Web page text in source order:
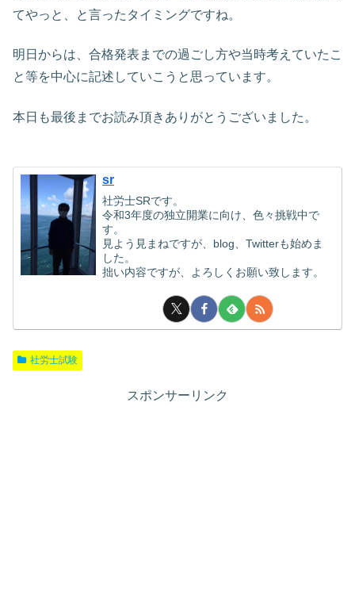
てやっと、と言ったタイミングですね。
明日からは、合格発表までの過ごし方や当時考えていたこ
と等を中心に記述していこうと思っています。
本日も最後までお読み頂きありがとうございました。
sr
社労士SRです。
令和3年度の独立開業に向け、色々挑戦中で
す。
見よう見まねですが、blog、Twitterも始めま
した。
拙い内容ですが、よろしくお願い致します。
社労士試験
スポンサーリンク